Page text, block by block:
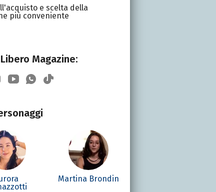
e scelta della
più conveniente
Magazine:
Martina Brondin